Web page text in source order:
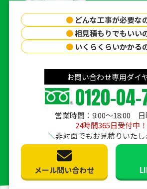
● どんな工事が必要な
●相見積もりでもいい
● いくらくらいかかる
お問い合わせ専用ダイ
0120-
営業時間：9:00〜18:00
24時間365日受付中！
非対面でもお見積りいたし
メール問い合わせ